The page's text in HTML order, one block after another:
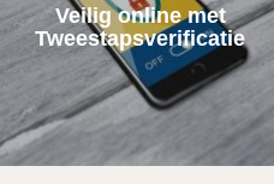
Veilig online met
Tweestapsverificatie